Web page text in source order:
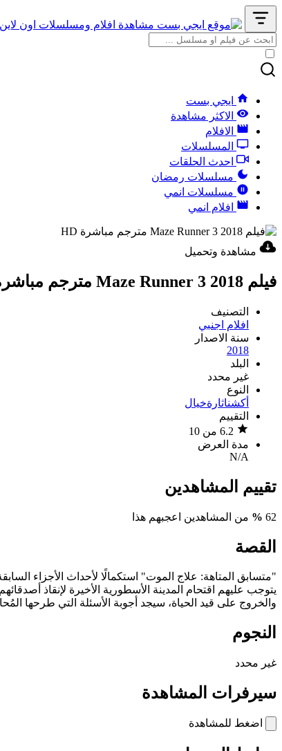
ايجي بست
الاكثر مشاهدة
الافلام
المسلسلات
احدث الحلقات
مسلسلات رمضان
مسلسلات انمي
افلام انمي
مشاهدة وتحميل
فيلم Maze Runner 3 2018 مترجم مباشرة HD
التصنيف
افلام اجنبي
سنة الاصدار
2018
البلد
غير محدد
النوع
أكشناثارةخيال
التقييم
مدة العرض
N/A
تقييم المشاهدين
62
% من المشاهدين اعجبهم هذا
القصة
"متسابق المتاهة: علاج الموت" استكمالًا لأحداث الأجزاء
يتوجب عليهم اقتحام المدينة الأسطورية الأخيرة لإنقاذ
والخروج على قيد الحياة، سيجد أجوبة الأسئلة التي طرحها
النجوم
غير محدد
سيرفرات المشاهدة
اضغط للمشاهدة